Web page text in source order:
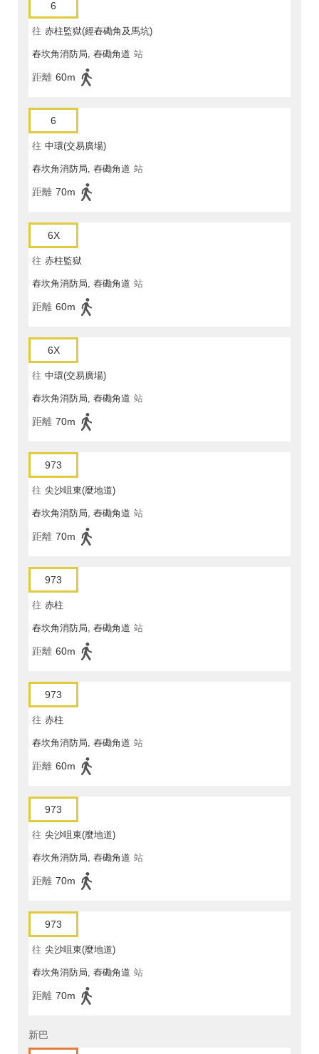
6
往 赤柱監獄(經舂磡角及馬坑)
舂坎角消防局, 舂磡角道 站
距離 60m
6
往 中環(交易廣場)
舂坎角消防局, 舂磡角道 站
距離 70m
6X
往 赤柱監獄
舂坎角消防局, 舂磡角道 站
距離 60m
6X
往 中環(交易廣場)
舂坎角消防局, 舂磡角道 站
距離 70m
973
往 尖沙咀東(麼地道)
舂坎角消防局, 舂磡角道 站
距離 70m
973
往 赤柱
舂坎角消防局, 舂磡角道 站
距離 60m
973
往 赤柱
舂坎角消防局, 舂磡角道 站
距離 60m
973
往 尖沙咀東(麼地道)
舂坎角消防局, 舂磡角道 站
距離 70m
973
往 尖沙咀東(麼地道)
舂坎角消防局, 舂磡角道 站
距離 70m
新巴